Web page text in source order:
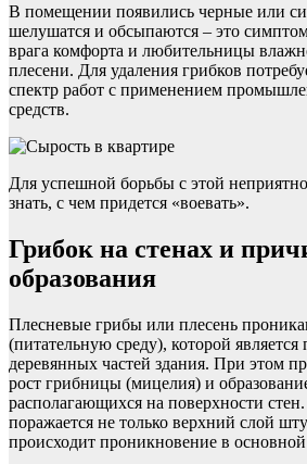
В помещении появились черные или
шелушатся и обсыпаются – это
врага комфорта и любительницы
плесени. Для удаления грибков
спектр работ с применением
средств.
Для успешной борьбы с этой
знать, с чем придется «воевать».
Грибок на стенах и
образования
Плесневые грибы или плесень
(питательную среду), которой является
деревянных частей здания. При этом
рост грибницы (мицелия) и
располагающихся на поверхности
поражается не только верхний слой
происходит проникновение в